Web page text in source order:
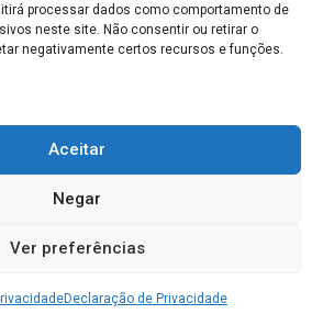
processar dados como comportamento de
neste site. Não consentir ou retirar o
negativamente certos recursos e funções.
Aceitar
Negar
Ver preferências
Declaração de Privacidade